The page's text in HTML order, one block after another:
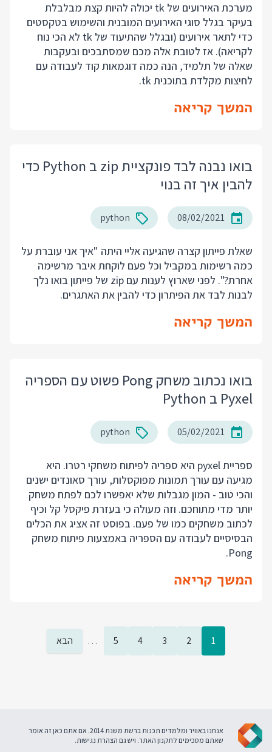
מערכת האירועים של tk יכולה להיות קצת מבלבלת
בעיקר בגלל סוגי האירועים המובנית והשימוש בטקסטים
כדי לתאר אירועים (ובגלל שהתיעוד של tk לא הכי נוח
לקריאה). אז לטובת אלה מכם שמסתבכים ובעקבות
שאלה של תלמיד, הנה כמה דוגמאות קוד לעבודה עם
לחיצות מקלדת בתוכנית tk.
המשך קריאה
בואו נבנה לבד פונקציית zip ב Python כדי
להבין איך זה בנוי
08/02/2021
python
שאלת פייתון קצרה שהגיעה אליי היתה "איך אני עוברת על
כמה רשימות במקביל וכל פעם לוקחת איבר מרשימה
אחרת?". לפני שארוץ לענות עם zip של פייתון בואו נלך
לבנות לבד את הפיתרון כדי להבין את האתגרים.
המשך קריאה
בואו נכתוב משחק Pong פשוט עם הספריה
Pyxel ב Python
05/02/2021
python
ספריית pyxel היא ספריה לפיתוח משחקי רטרו. היא
מגיעה עם עורך תמונות מפוקסלות, עורך סאונדים ישנים
והכי טוב - המון מגבלות שלא יאפשרו לכם לפתח משחק
יותר מדי מתוחכם. וזה מעולה כי בעזרת פיקסל קל וכיף
לכתוב משחקים כמו של פעם. בפוסט זה אציג את הכלים
הבסיסיים לעבודה עם הספריה באמצעות פיתוח משחק
Pong.
המשך קריאה
1
2
3
4
5
… הבא
אנחנו באוויר ומלמדים תכנות ברשת משנת 2014. אם אתם כאן זה אומר
שאתם מסכימים לתקנון האתר. ויש גם הצהרת נגישות.